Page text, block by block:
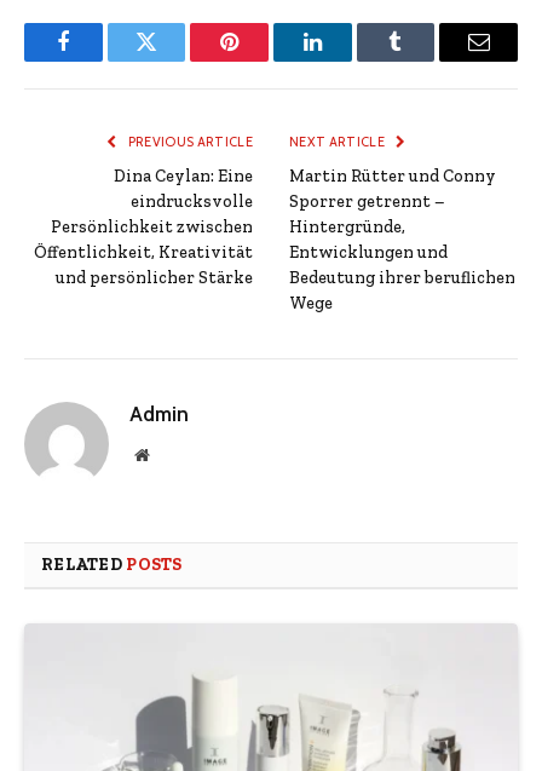
FacebookTwitter Pinterest LinkedInTumblr Email
PREVIOUS ARTICLE
Dina Ceylan: Eine
eindrucksvolle
Persönlichkeit zwischen
Öffentlichkeit, Kreativität
und persönlicher Stärke
NEXT ARTICLE
Martin Rütter und Conny
Sporrer getrennt –
Hintergründe,
Entwicklungen und
Bedeutung ihrer beruflichen
Wege
Admin
Website
RELATED POSTS